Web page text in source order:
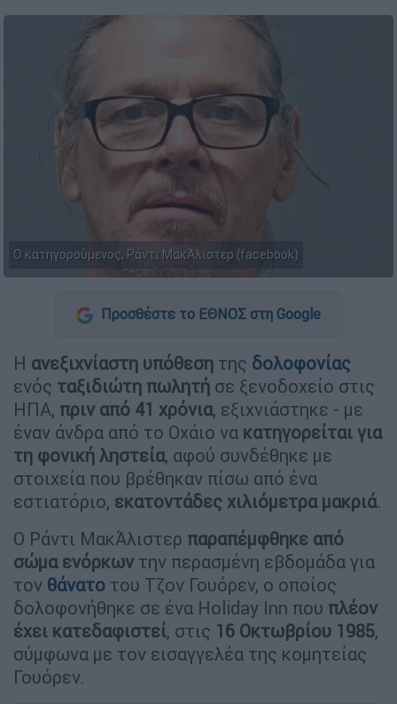
Ο κατηγορούμενος, Ράντι ΜακΆλιστερ (facebook)
Προσθέστε το ΕΘΝΟΣ στη Google
Η ανεξιχνίαστη υπόθεση της δολοφονίας
ενός ταξιδιώτη πωλητή σε ξενοδοχείο στις
ΗΠΑ, πριν από 41 χρόνια, εξιχνιάστηκε - με
έναν άνδρα από το Οχάιο να κατηγορείται για
τη φονική ληστεία, αφού συνδέθηκε με
στοιχεία που βρέθηκαν πίσω από ένα
εστιατόριο, εκατοντάδες χιλιόμετρα μακριά.
Ο Ράντι ΜακΆλιστερ παραπέμφθηκε από
σώμα ενόρκων την περασμένη εβδομάδα για
τον θάνατο του Τζον Γουόρεν, ο οποίος
δολοφονήθηκε σε ένα Holiday Inn που πλέον
έχει κατεδαφιστεί, στις 16 Οκτωβρίου 1985,
σύμφωνα με τον εισαγγελέα της κομητείας
Γουόρεν.